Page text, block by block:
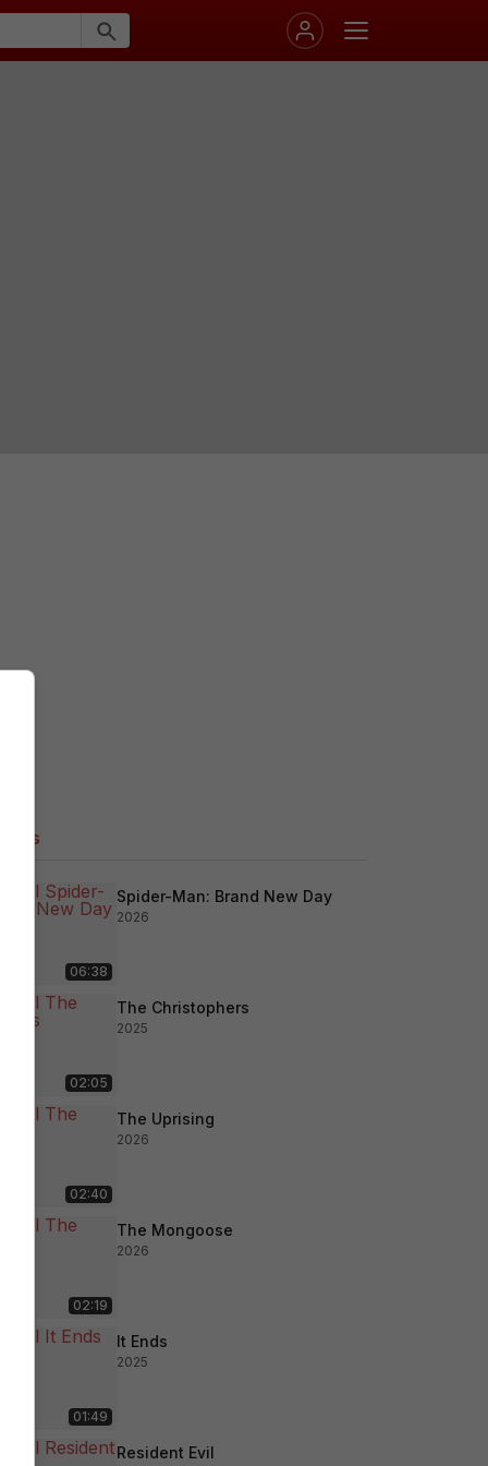
06:38
Spider-Man: Brand New Day
2026
02:05
The Christophers
2025
02:40
The Uprising
2026
02:19
The Mongoose
2026
01:49
It Ends
2025
Resident Evil